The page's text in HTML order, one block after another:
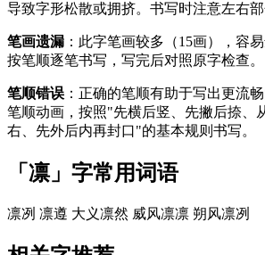
导致字形松散或拥挤。书写时注意左右部
笔画遗漏 ：此字笔画较多（15画），容
按笔顺逐笔书写，写完后对照原字检查。
笔顺错误 ：正确的笔顺有助于写出更流
笔顺动画，按照"先横后竖、先撇后捺、
右、先外后内再封口"的基本规则书写。
「凛」字常用词语
凛冽 凛遵 大义凛然 威风凛凛 朔风凛冽